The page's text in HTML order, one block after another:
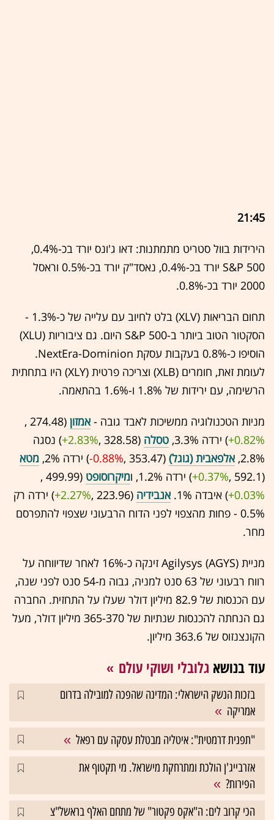
21:45
הירידות בוול סטריט מתמתנות: דאו ג'ונס יורד בכ-0.4%,
S&P 500 יורד בכ-0.4%, נאסד"ק יורד בכ-0.5% וראסל
2000 יורד בכ-0.8%.
תחום הבריאות (XLV) בלט לחיוב עם עלייה של כ-1.3% -
הסקטור הטוב ביותר ב-S&P 500 היום. גם ציבוריות (XLU)
הוסיפו כ-0.8% בעקבות עסקת NextEra-Dominion.
לעומת זאת, חומרים (XLB) וצריכה פרטית (XLY) היו בתחתית
הרשימה, עם ירידות של 1.8% ו-1.6% בהתאמה.
מניות הטכנולוגיה ממשיכות לאבד גובה -אמזון (274.48 ,‎
+0.82%‏) ירדה 3.3%, טסלה (328.58 ,‎
+2.83%‏) נסגה
2.8%, אלפאבית (גוגל) (353.47 ,‎
-0.88%‏) ירדה 2%,
מטא
(592.1 ,‎
+0.37%‏) ירדה 1.2%, ו מיקרוסופט (499.99 ,‎
+0.03%‏) איבדה 1%. אנבידיה (223.96 ,‎
+2.27%‏) ירדה רק
0.5% - פחות מהצפוי לפני הדוח הרבעוני שצפוי להתפרסם
מחר.
מניית Agilysys (AGYS) זינקה כ-16% לאחר שדיווחה על
רווח רבעוני של 63 סנט למניה, גבוה מ-54 סנט לפני שנה,
עם הכנסות של 82.9 מיליון דולר שעלו על התחזית. החברה
גם הנחתה להכנסות שנתיות של 365-370 מיליון דולר, מעל
הקונצנזוס של 363.6 מיליון.
עוד בנושא גלובלי ושוקי עולם
בזכות הנשק הישראלי: המדינה שהפכה למובילה בדרום
אמריקה
"תפנית דרמטית": איטליה מבטלת עסקה עם רפאל
אזרבייג'ן הולכת ומתרחקת מישראל. מי תקטוף את
הפירות?
הכי קרוב לים: ה"אקס פקטור" של מתחם האלף בראשל"צ